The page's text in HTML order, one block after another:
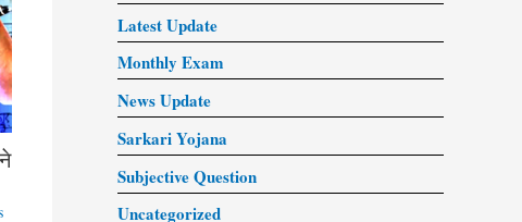
Latest Update
Monthly Exam
News Update
Sarkari Yojana
Subjective Question
Uncategorized